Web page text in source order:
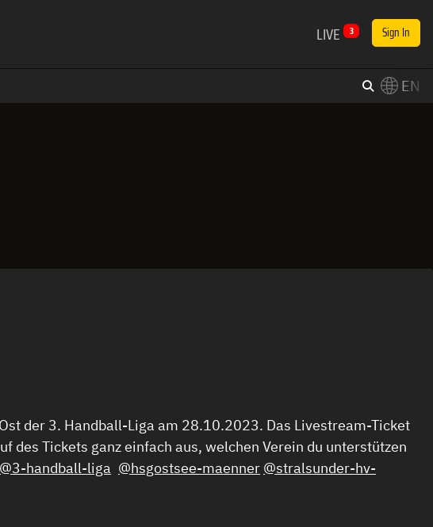
LIVE 3 Sign In
EN
der 3. Handball-Liga am 28.10.2023. Das Livestream-Ticket
Tickets ganz einfach aus, welchen Verein du unterstützen
@3-handball-liga @hsgostsee-maenner @stralsunder-hv-